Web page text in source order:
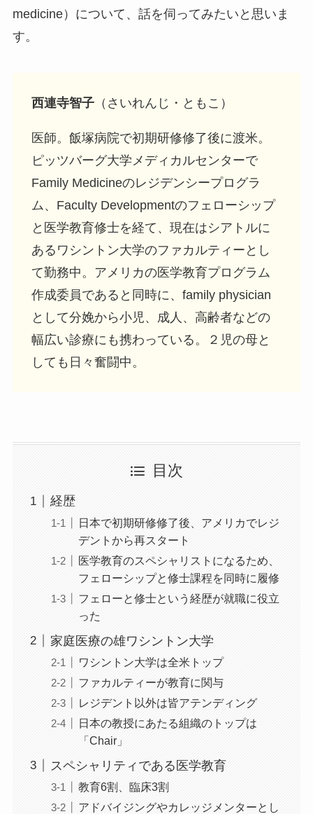
medicine）について、話を伺ってみたいと思いま
す。
西連寺智子（さいれんじ・ともこ）
医師。飯塚病院で初期研修修了後に渡米。
ピッツバーグ大学メディカルセンターで
Family Medicineのレジデンシープログラ
ム、Faculty Developmentのフェローシップ
と医学教育修士を経て、現在はシアトルに
あるワシントン大学のファカルティーとし
て勤務中。アメリカの医学教育プログラム
作成委員であると同時に、family physician
として分娩から小児、成人、高齢者などの
幅広い診療にも携わっている。２児の母と
しても日々奮闘中。
目次
経歴
日本で初期研修修了後、アメリカでレジ
デントから再スタート
医学教育のスペシャリストになるため、
フェローシップと修士課程を同時に履修
フェローと修士という経歴が就職に役立
った
家庭医療の雄ワシントン大学
ワシントン大学は全米トップ
ファカルティーが教育に関与
レジデント以外は皆アテンディング
日本の教授にあたる組織のトップは
「Chair」
スペシャリティである医学教育
教育6割、臨床3割
アドバイジングやカレッジメンターとし